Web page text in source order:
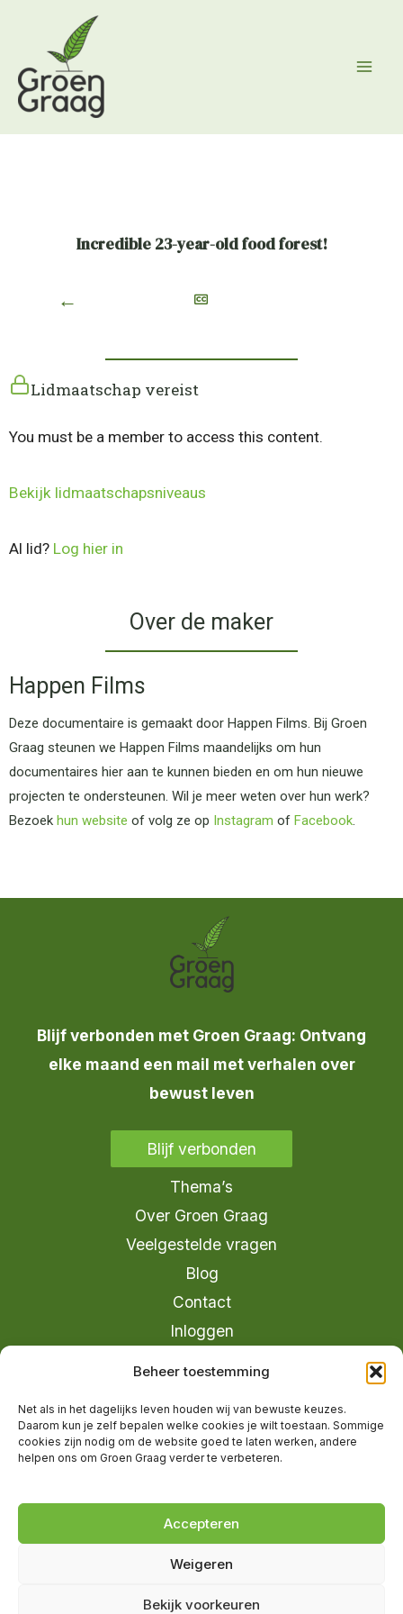
Beheer toestemming
Net als in het dagelijks leven houden wij van bewuste keuzes.
Daarom kun je zelf bepalen welke cookies je wilt toestaan. Sommige
cookies zijn nodig om de website goed te laten werken, andere
helpen ons om Groen Graag verder te verbeteren.
Accepteren
Weigeren
Bekijk voorkeuren
inhoud
Incredible 23-year-old food forest!
←
Lidmaatschap vereist
You must be a member to access this content.
Bekijk lidmaatschapsniveaus
Al lid? Log hier in
Over de maker
Happen Films
Deze documentaire is gemaakt door Happen Films. Bij Groen
Graag steunen we Happen Films maandelijks om hun
documentaires hier aan te kunnen bieden en om hun nieuwe
projecten te ondersteunen. Wil je meer weten over hun werk?
Bezoek hun website of volg ze op Instagram of Facebook.
Blijf verbonden met Groen Graag: Ontvang
elke maand een mail met verhalen over
bewust leven
Blijf verbonden
Thema’s
Over Groen Graag
Veelgestelde vragen
Blog
Contact
Inloggen
info@groengraag.nl
Ervaringen van leden op Trustpilot
Marketing
Groen Graag is onderdeel van Moreau
Management B.V.